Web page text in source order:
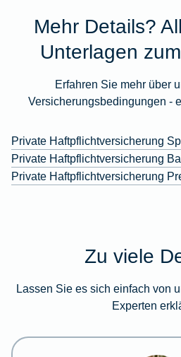
Mehr Details?
Unterlagen
Erfahren Sie mehr über
Versicherungsbedingungen -
Private Haftpflichtversicherung
Private Haftpflichtversicherung
Private Haftpflichtversicherung
Zu viele
Lassen Sie es sich einfach von
Experten